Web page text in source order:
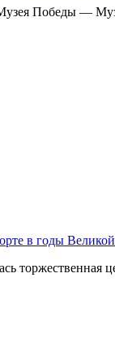
Победы —
в годы
торжественная